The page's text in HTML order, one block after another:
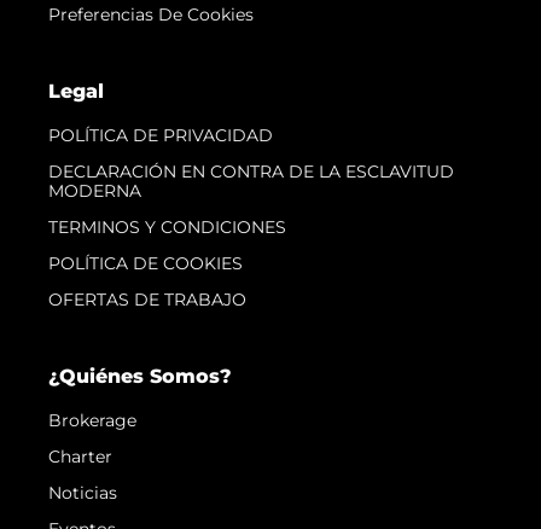
Preferencias De Cookies
Legal
POLÍTICA DE PRIVACIDAD
DECLARACIÓN EN CONTRA DE LA ESCLAVITUD
MODERNA
TERMINOS Y CONDICIONES
POLÍTICA DE COOKIES
OFERTAS DE TRABAJO
¿Quiénes Somos?
Brokerage
Charter
Noticias